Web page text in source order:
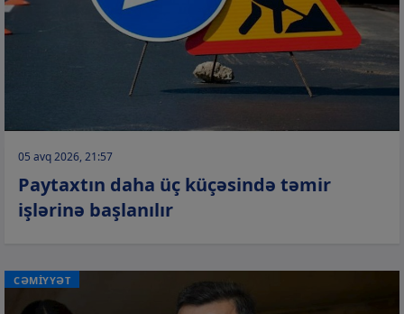
05 avq 2026, 21:57
Paytaxtın daha üç küçəsində təmir
işlərinə başlanılır
CƏMİYYƏT